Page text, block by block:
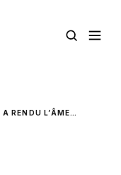
RENDU L’ÂME…